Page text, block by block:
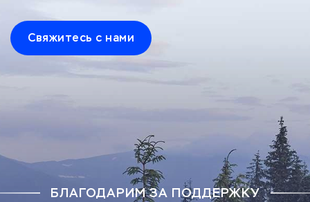
Свяжитесь с нами
БЛАГОДАРИМ ЗА ПОДДЕРЖКУ